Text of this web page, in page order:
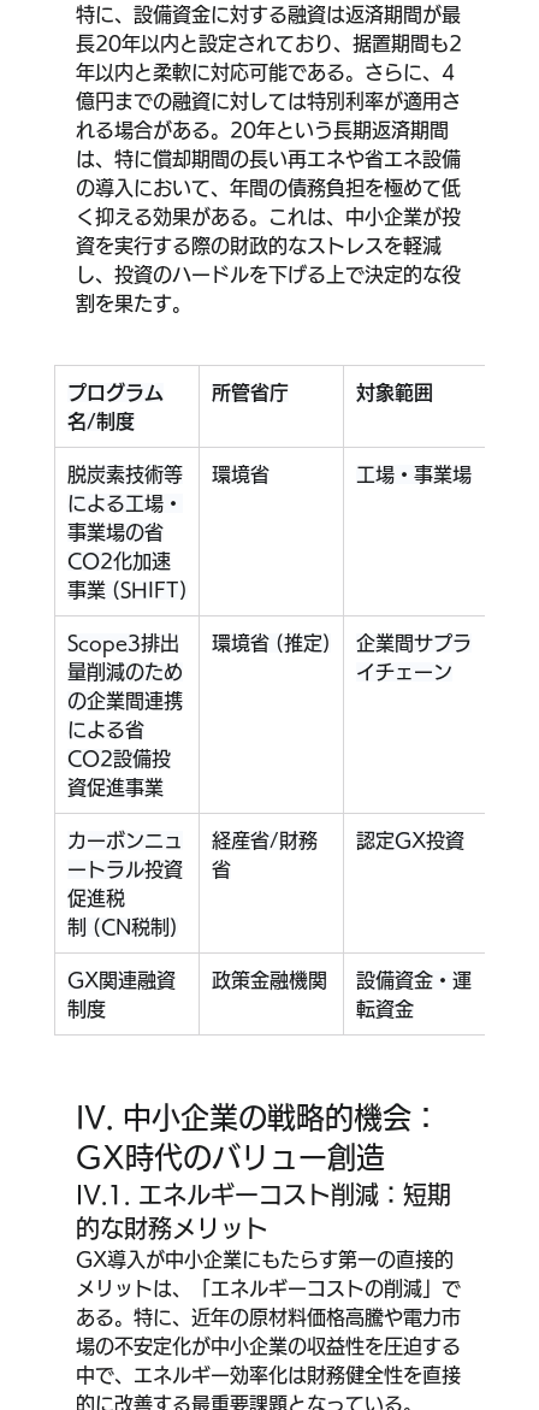
特に、設備資金に対する融資は返済期間が最
長20年以内と設定されており、据置期間も2
年以内と柔軟に対応可能である。さらに、4
億円までの融資に対しては特別利率が適用さ
れる場合がある。20年という長期返済期間
は、特に償却期間の長い再エネや省エネ設備
の導入において、年間の債務負担を極めて低
く抑える効果がある。これは、中小企業が投
資を実行する際の財政的なストレスを軽減
し、投資のハードルを下げる上で決定的な役
割を果たす。
プログラム
名/制度
所管省庁 対象範囲
脱炭素技術等
による工場・
事業場の省
CO2化加速
事業 (SHIFT)
環境省 工場・事業場
Scope3排出
量削減のため
の企業間連携
による省
CO2設備投
資促進事業
環境省 (推定)
企業間サプラ
イチェーン
カーボンニュ
ートラル投資
促進税
制 (CN税制)
経産省/財務
省
認定GX投資
GX関連融資
制度
政策金融機関
設備資金・運
転資金
IV. 中小企業の戦略的機会：
GX時代のバリュー創造
IV.1. エネルギーコスト削減：短期
的な財務メリット
GX導入が中小企業にもたらす第一の直接的
メリットは、「エネルギーコストの削減」で
ある。特に、近年の原材料価格高騰や電力市
場の不安定化が中小企業の収益性を圧迫する
中で、エネルギー効率化は財務健全性を直接
的に改善する最重要課題となっている。